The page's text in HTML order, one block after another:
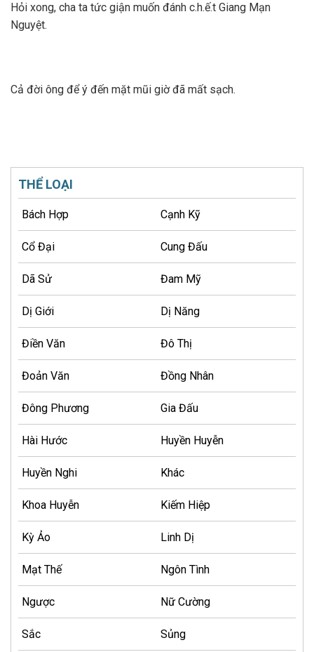
Hỏi xong, cha ta tức giận muốn đánh c.h.ế.t Giang Mạn
Nguyệt.
Cả đời ông để ý đến mặt mũi giờ đã mất sạch.
THỂ LOẠI
Bách Hợp Cạnh Kỹ
Cổ Đại Cung Đấu
Dã Sử Đam Mỹ
Dị Giới Dị Năng
Điền Văn Đô Thị
Đoản Văn Đồng Nhân
Đông Phương Gia Đấu
Hài Hước Huyền Huyễn
Huyền Nghi Khác
Khoa Huyễn Kiếm Hiệp
Kỳ Ảo Linh Dị
Mạt Thế Ngôn Tình
Ngược Nữ Cường
Sắc Sủng